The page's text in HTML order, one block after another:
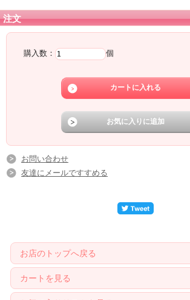
注文
購入数： 個
お問い合わせ
友達にメールですすめる
お店のトップへ戻る
カートを見る